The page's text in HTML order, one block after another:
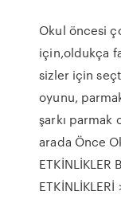
Okul öncesi
için,oldukça
sizler için
oyunu,
şarkı parmak
arada Önce
ETKİNLİKLER
ETKİNLİKLERİ